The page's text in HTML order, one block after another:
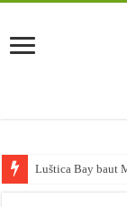
Luštica Bay baut